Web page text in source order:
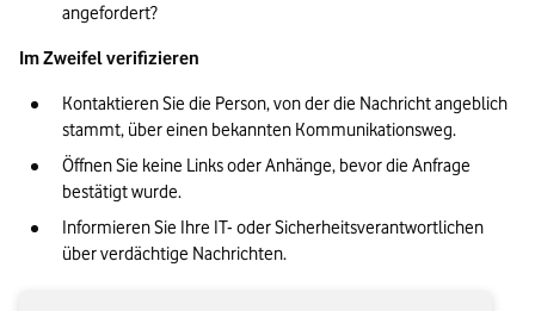
angefordert?
Im Zweifel verifizieren
Kontaktieren Sie die Person, von der die Nachricht angeblich
stammt, über einen bekannten Kommunikationsweg.
Öffnen Sie keine Links oder Anhänge, bevor die Anfrage
bestätigt wurde.
Informieren Sie Ihre IT- oder Sicherheitsverantwortlichen
über verdächtige Nachrichten.